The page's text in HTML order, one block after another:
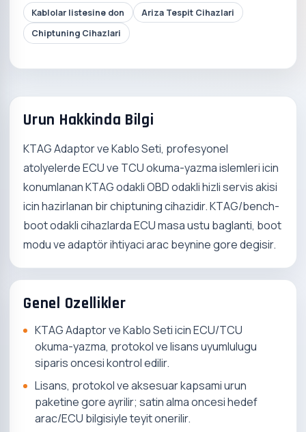
Kablolar listesine don
Ariza Tespit Cihazlari
Chiptuning Cihazlari
Urun Hakkinda Bilgi
KTAG Adaptor ve Kablo Seti, profesyonel
atolyelerde ECU ve TCU okuma-yazma islemleri icin
konumlanan KTAG odakli OBD odakli hizli servis akisi
icin hazirlanan bir chiptuning cihazidir. KTAG/bench-
boot odakli cihazlarda ECU masa ustu baglanti, boot
modu ve adaptör ihtiyaci arac beynine gore degisir.
Genel Ozellikler
KTAG Adaptor ve Kablo Seti icin ECU/TCU
okuma-yazma, protokol ve lisans uyumlulugu
siparis oncesi kontrol edilir.
Lisans, protokol ve aksesuar kapsami urun
paketine gore ayrilir; satin alma oncesi hedef
arac/ECU bilgisiyle teyit onerilir.